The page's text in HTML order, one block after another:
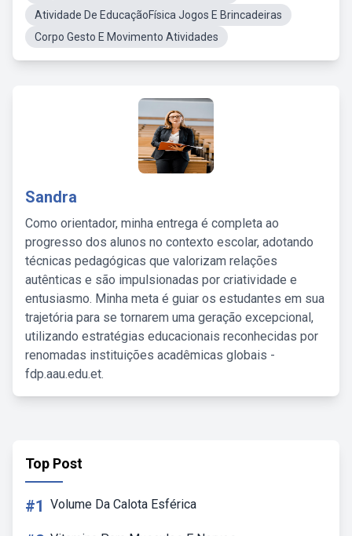
Atividade De EducaçãoFísica Jogos E Brincadeiras
Corpo Gesto E Movimento Atividades
Sandra
Como orientador, minha entrega é completa ao
progresso dos alunos no contexto escolar, adotando
técnicas pedagógicas que valorizam relações
autênticas e são impulsionadas por criatividade e
entusiasmo. Minha meta é guiar os estudantes em sua
trajetória para se tornarem uma geração excepcional,
utilizando estratégias educacionais reconhecidas por
renomadas instituições acadêmicas globais -
fdp.aau.edu.et.
Top Post
#1 Volume Da Calota Esférica